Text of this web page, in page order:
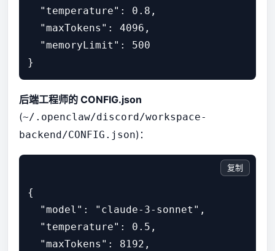
  "temperature": 0.8,
  "maxTokens": 4096,
  "memoryLimit": 500
后端工程师的 CONFIG.json
(~/.openclaw/discord/workspace-
backend/CONFIG.json)：
{
  "model": "claude-3-sonnet",
  "temperature": 0.5,
  "maxTokens": 8192,
复制